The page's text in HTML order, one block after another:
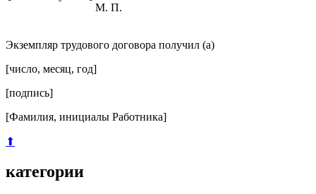
М. П.
Экземпляр трудового договора получил (а)
[число, месяц, год]
[подпись]
[Фамилия, инициалы Работника]
⬆
категории